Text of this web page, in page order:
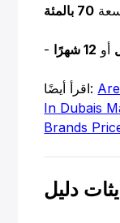
70 بالمئة
أو 12 شهرًا
اقرأ أيضًا:
In Dubais
Brands